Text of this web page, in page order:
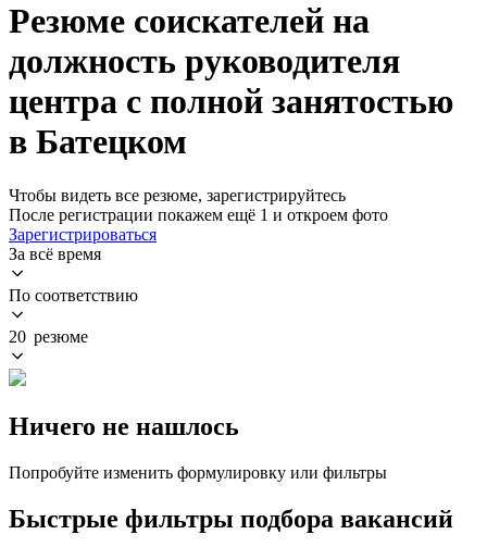
Резюме соискателей на
должность руководителя
центра с полной занятостью
в Батецком
Чтобы видеть все резюме, зарегистрируйтесь
После регистрации покажем ещё 1 и откроем фото
Зарегистрироваться
За всё время
По соответствию
20 резюме
Ничего не нашлось
Попробуйте изменить формулировку или фильтры
Быстрые фильтры подбора вакансий